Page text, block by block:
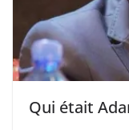
Qui était